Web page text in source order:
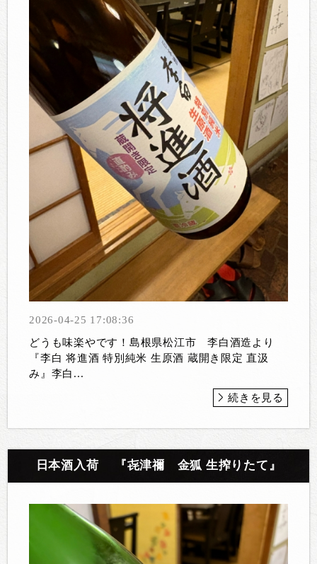
2026-04-25 17:08:36
どうも味楽やです！島根県松江市 李白酒造より
『李白 将進酒 特別純米 生原酒 蔵開き限定 直汲
み』李白...
続きを見る
日本酒入荷 『㐂津禰 金狐 生搾りたて』